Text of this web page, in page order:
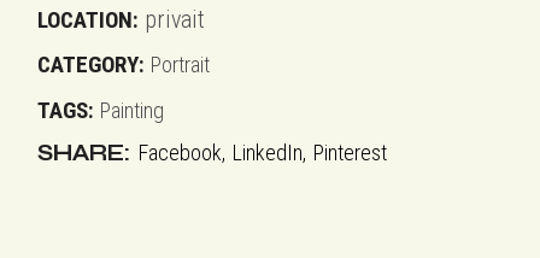
LOCATION: privait
CATEGORY: Portrait
TAGS: Painting
SHARE: Facebook LinkedIn Pinterest